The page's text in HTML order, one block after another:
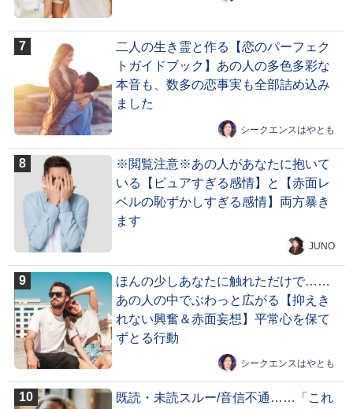
二人の生き霊と作る【恋のパーフェク
トガイドブック】あの人の多色多彩な
本音も、数多の恋事実も全部詰め込み
ました
シークエンスはやとも
※閲覧注意※あの人があなたに抱いて
いる【ピュアすぎる感情】と【赤面レ
ベルの恥ずかしすぎる感情】両方暴き
ます
JUNO
ほんの少しあなたに触れただけで……
あの人の中でぶわっと広がる【抑えき
れない興奮＆赤面妄想】平常心を保て
ずとる行動
シークエンスはやとも
既読・未読スルー/音信不通……「これ